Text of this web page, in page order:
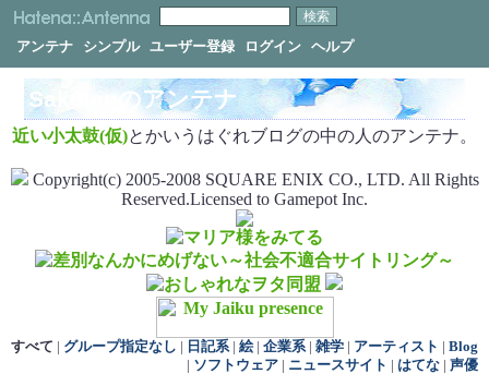
アンテナ シンプル ユーザー登録 ログイン ヘルプ
Sakulanのアンテナ
近い小太鼓(仮)とかいうはぐれブログの中の人のアンテナ。
Copyright(c) 2005-2008 SQUARE ENIX CO., LTD. All Rights
Reserved.Licensed to Gamepot Inc.
すべて | グループ指定なし | 日記系| 絵 | 企業系| 雑学 | アーティスト | Blog
| ソフトウェア | ニュースサイト | はてな | 声優